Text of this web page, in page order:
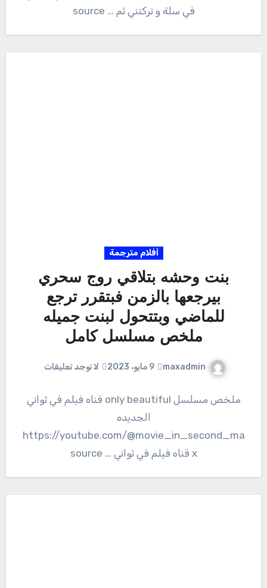
في سلة و تركتني ثم … source
أفلام مترجمة
بنت وحشه بتلاقي روج سحري
بيرجعها بالزمن فبتقرر ترجع
للماضي وبتتحول لبنت جميله
ملخص مسلسل کامل
maxadmin 9 مايو، 2023 لا توجد تعليقات
ملخص مسلسل only beautiful قناه فيلم في ثواني
الجديده
https://youtube.com/@movie_in_second_ma
x قناه فيلم في ثواني … source